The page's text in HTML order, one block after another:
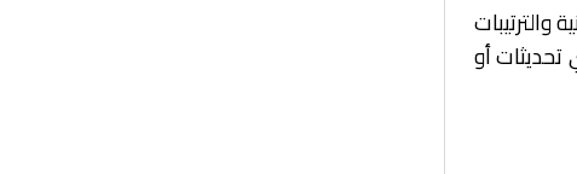
2026، على أن تُعلن أي تحديثات أو